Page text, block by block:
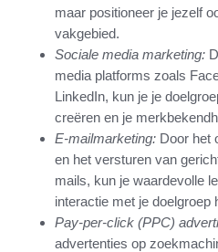
maar positioneer je jezelf
vakgebied.
Sociale media marketing:
media platforms zoals
LinkedIn, kun je je
creëren en je
E-mailmarketing: Door het
en het versturen van
mails, kun je waardevolle
interactie met je doelgroep
Pay-per-click (PPC)
advertenties op